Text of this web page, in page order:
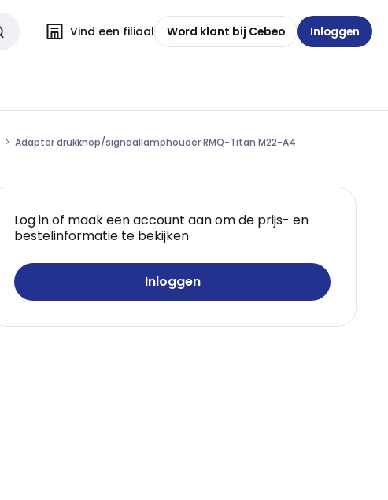
Vind een filiaal Word klant bij Cebeo Inloggen
Adapter drukknop/signaallamphouder RMQ-Titan M22-A4
Log in of maak een account aan om de prijs- en
bestelinformatie te bekijken
Inloggen